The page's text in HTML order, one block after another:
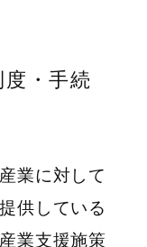
・手続
業に対して
供している
業支援施策